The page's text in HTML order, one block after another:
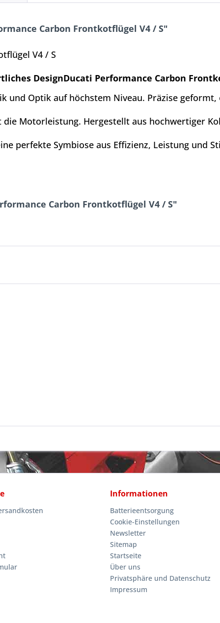
Carbon Frontkotflügel V4 / S"
V4 / S
DesignDucati Performance Carbon
und Optik auf höchstem Niveau. Präzise
Motorleistung. Hergestellt aus hochwertiger
perfekte Symbiose aus Effizienz, Leistung und
Carbon Frontkotflügel V4 / S"
Informationen
Batterieentsorgung
Cookie-Einstellungen
Newsletter
Sitemap
Startseite
Über uns
Privatsphäre und Datenschutz
Impressum